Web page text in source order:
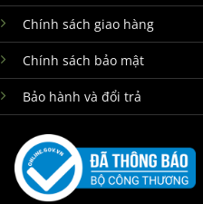
Chính sách giao hàng
Chính sách bảo mật
Bảo hành và đổi trả